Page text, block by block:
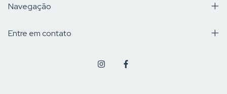
Navegação
Entre em contato